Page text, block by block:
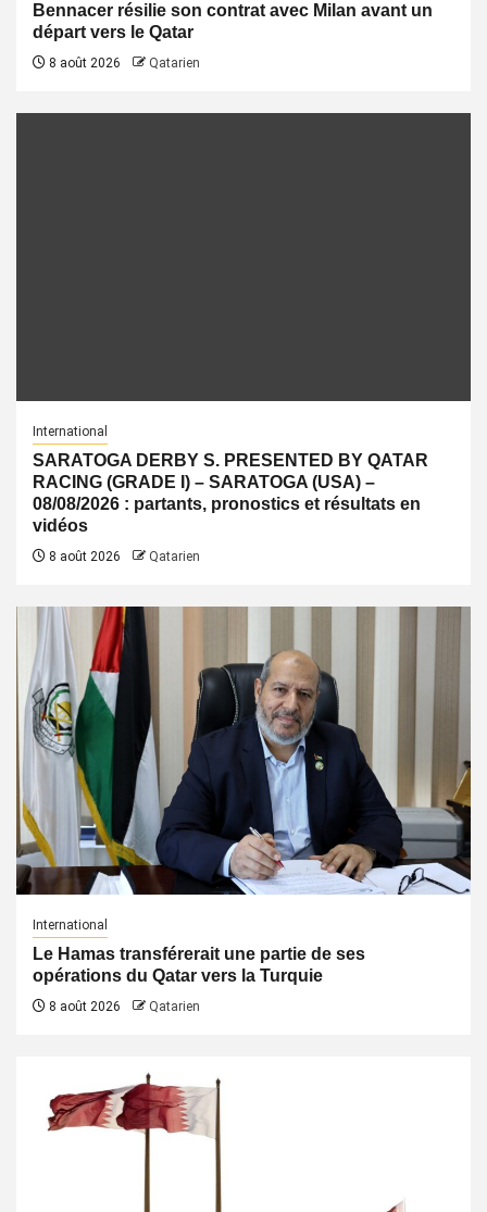
Bennacer résilie son contrat avec Milan avant un
départ vers le Qatar
8 août 2026 Qatarien
International
SARATOGA DERBY S. PRESENTED BY QATAR
RACING (GRADE I) – SARATOGA (USA) –
08/08/2026 : partants, pronostics et résultats en
vidéos
8 août 2026 Qatarien
International
Le Hamas transférerait une partie de ses
opérations du Qatar vers la Turquie
8 août 2026 Qatarien